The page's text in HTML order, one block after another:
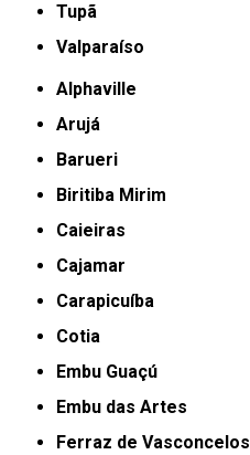
Tupã
Valparaíso
Alphaville
Arujá
Barueri
Biritiba Mirim
Caieiras
Cajamar
Carapicuíba
Cotia
Embu Guaçú
Embu das Artes
Ferraz de Vasconcelos